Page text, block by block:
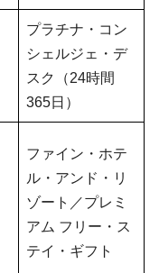
プラチナ・コン
シェルジェ・デ
スク（24時間
365日）
ファイン・ホテ
ル・アンド・リ
ゾート／プレミ
アム フリー・ス
テイ・ギフト